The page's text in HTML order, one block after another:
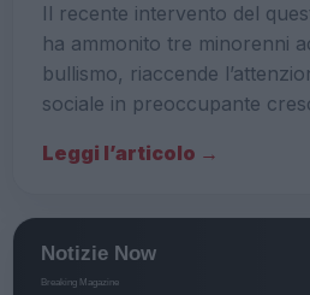
Il recente intervento del
ha ammonito tre minorenni
bullismo, riaccende
sociale in preoccupante
Leggi l’articolo →